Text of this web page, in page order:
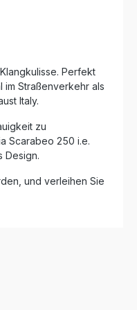
Perfekt
im Straßenverkehr als
Italy.
zu
Scarabeo 250 i.e.
Design.
und verleihen Sie